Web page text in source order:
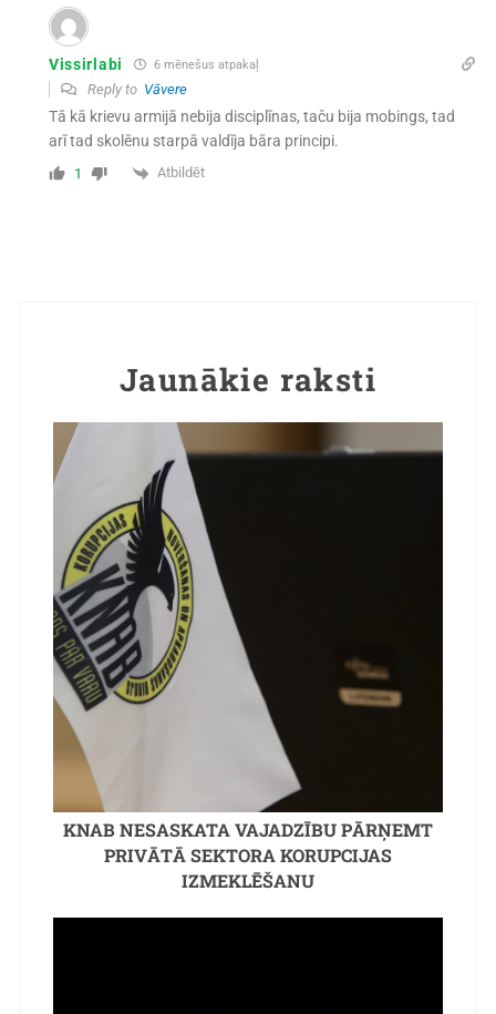
Vissirlabi 6 mēnešus atpakaļ
Reply to Vāvere
Tā kā krievu armijā nebija disciplīnas, taču bija mobings, tad
arī tad skolēnu starpā valdīja bāra principi.
1 Atbildēt
Jaunākie raksti
KNAB NESASKATA VAJADZĪBU PĀRŅEMT
PRIVĀTĀ SEKTORA KORUPCIJAS
IZMEKLĒŠANU